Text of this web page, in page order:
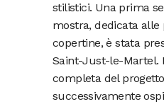
stilistici. Una prima
mostra, dedicata
copertine, è stata
Saint-Just-le-Martel.
completa del
successivamente